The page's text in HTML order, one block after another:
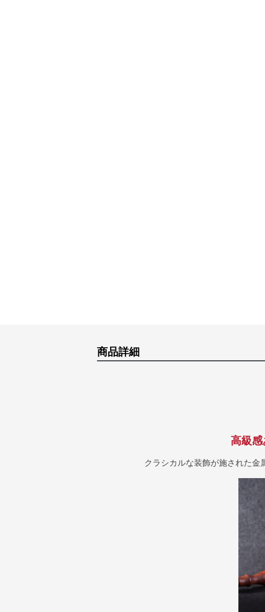
商品詳細
高級
クラシカルな装飾が施された金